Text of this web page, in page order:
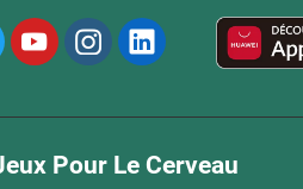
Pour Le Cerveau